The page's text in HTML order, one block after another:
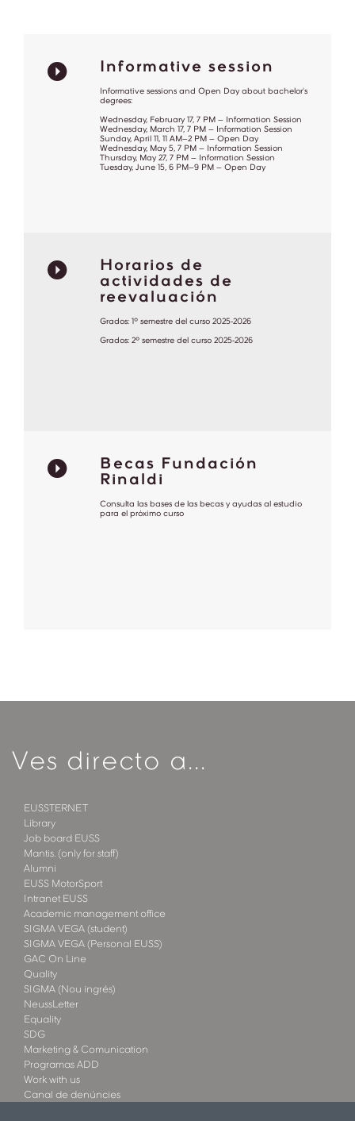
Informative session
Informative sessions and Open Day about bachelor's
degrees:
Wednesday, February 17, 7 PM – Information Session
Wednesday, March 17, 7 PM – Information Session
Sunday, April 11, 11 AM–2 PM – Open Day
Wednesday, May 5, 7 PM – Information Session
Thursday, May 27, 7 PM – Information Session
Tuesday, June 15, 6 PM–9 PM – Open Day
Horarios de
actividades de
reevaluación
Grados: 1º semestre del curso 2025-2026
Grados: 2º semestre del curso 2025-2026
Becas Fundación
Rinaldi
Consulta las bases de las becas y ayudas al estudio
para el próximo curso
Ves directo a...
EUSSTERNET
Library
Job board EUSS
Mantis. (only for staff)
Alumni
EUSS MotorSport
Intranet EUSS
Academic management office
SIGMA VEGA (student)
SIGMA VEGA (Personal EUSS)
GAC On Line
Quality
SIGMA (Nou ingrés)
NeussLetter
Equality
SDG
Marketing & Comunication
Programas ADD
Work with us
Canal de denúncies